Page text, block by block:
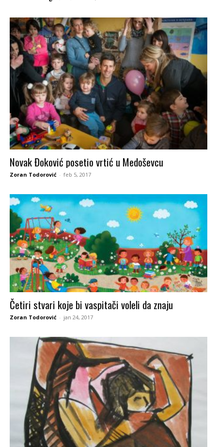
Novak Đoković posetio vrtić u Medoševcu
Zoran Todorović - feb 5, 2017
Četiri stvari koje bi vaspitači voleli da znaju
Zoran Todorović - jan 24, 2017